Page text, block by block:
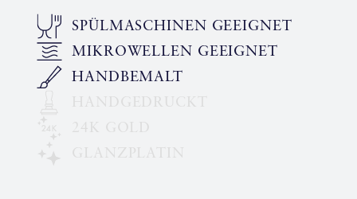
SPÜLMASCHINEN GEEIGNET
MIKROWELLEN GEEIGNET
HANDBEMALT